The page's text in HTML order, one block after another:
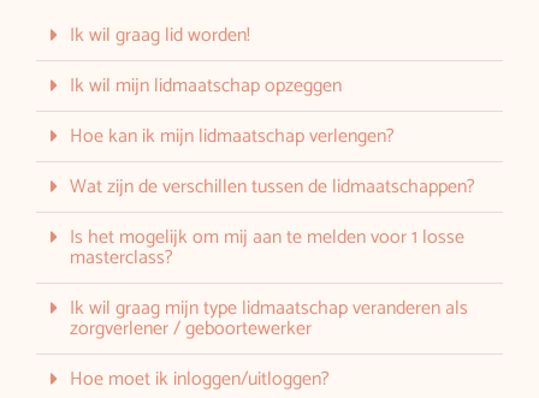
Ik wil graag lid worden!
Ik wil mijn lidmaatschap opzeggen
Hoe kan ik mijn lidmaatschap verlengen?
Wat zijn de verschillen tussen de lidmaatschappen?
Is het mogelijk om mij aan te melden voor 1 losse
masterclass?
Ik wil graag mijn type lidmaatschap veranderen als
zorgverlener / geboortewerker
Hoe moet ik inloggen/uitloggen?